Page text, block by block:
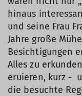
hinaus
und seine Frau
Jahre große
Besichtigungen
Alles zu
eruieren, kurz -
die besuchte